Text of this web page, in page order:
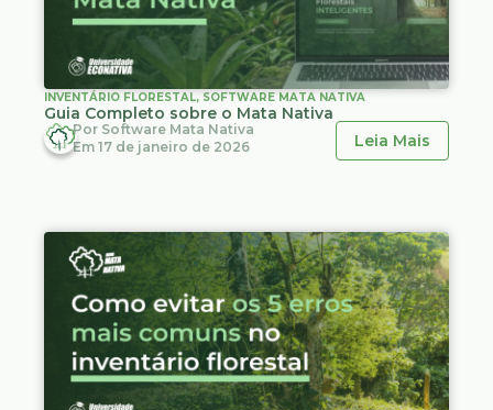
INVENTÁRIO FLORESTAL, SOFTWARE MATA NATIVA
Guia Completo sobre o Mata Nativa
PorSoftware Mata Nativa
Em 17 de janeiro de 2026 Leia Mais